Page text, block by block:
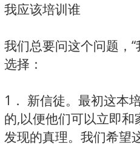
我应该培训谁
我们总要问这个问题，
选择：
1． 新信徒。最初这本
的,以便他们可以立即
发现的真理。我们希望